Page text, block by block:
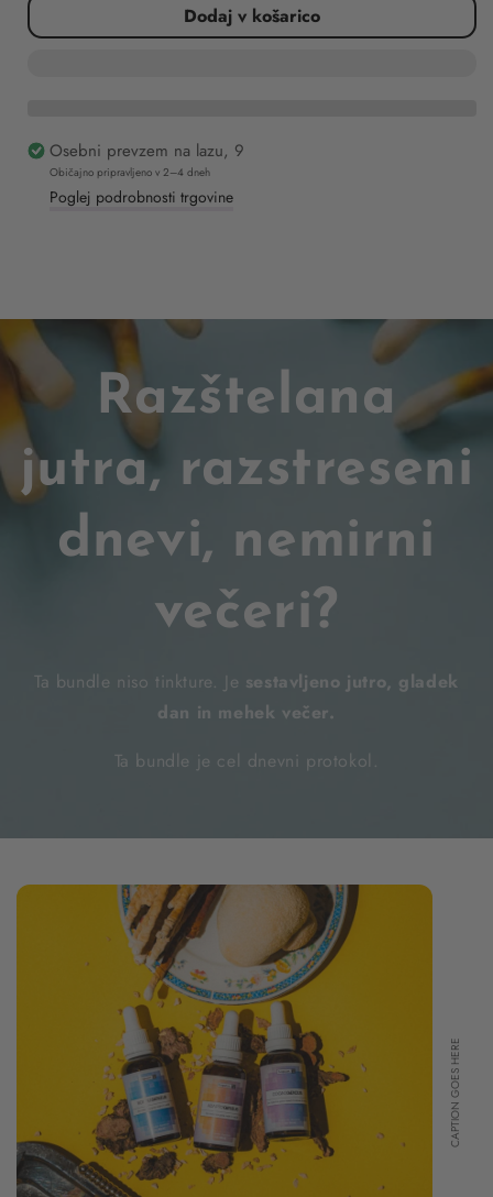
Genius
in
Somnigenius
EKO
Genius
in
Somnigenius
EKO
Dodaj v košarico
Osebni prevzem na lazu, 9
Običajno pripravljeno v 2–4 dneh
Poglej podrobnosti trgovine
Razštelana
jutra, razstreseni
dnevi, nemirni
večeri?
Ta bundle niso tinkture. Je sestavljeno jutro, gladek
dan in mehek večer.
Ta bundle je cel dnevni protokol.
CAPTION GOES HERE